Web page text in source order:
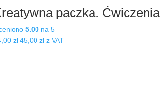
paczka.
5.00 na 5
zł Pierwotna
45,00złAktualna
z VAT